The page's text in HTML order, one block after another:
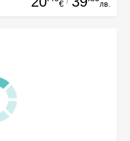
€ лв.